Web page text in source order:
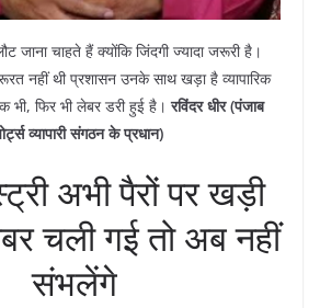
जाना चाहते हैं क्योंकि जिंदगी ज्यादा जरूरी है।
नहीं थी प्रशासन उनके साथ खड़ा है व्यापारिक
भी, फिर भी लेबर डरी हुई है।रविंदर धीर (पंजाब
व्यापारी संगठन के प्रधान)
अभी पैरों पर खड़ी
चली गई तो अब नहीं
संभलेंगे